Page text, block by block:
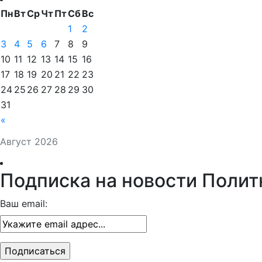
Август 2026
ПнВтСрЧтПтСбВс
«
1
2
3
4 5 6 7 8
9
10 11 12 13 14 15 16
17 18 19 20 21 22 23
24 25 26 27 28 29 30
31
Подписка на новости
Ваш email: